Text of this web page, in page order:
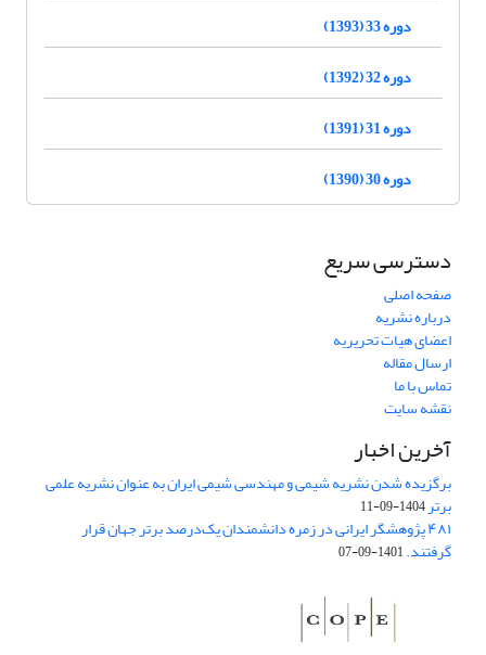
دوره 33 (1393)
دوره 32 (1392)
دوره 31 (1391)
دوره 30 (1390)
دسترسی سریع
صفحه اصلی
درباره نشریه
اعضای هیات تحریریه
ارسال مقاله
تماس با ما
نقشه سایت
آخرین اخبار
برگزیده شدن نشریه شیمی و مهندسی شیمی ایران به عنوان نشریه علمی
برتر1404-09-11
۴۸۱ پژوهشگر ایرانی در زمره دانشمندان یک‌درصد برتر جهان قرار
گرفتند.1401-09-07